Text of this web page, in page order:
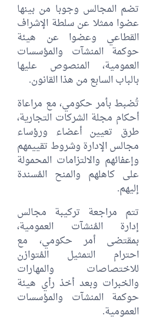
تضم المجالس وجوبا من بينها
عضوا ممثلا عن سلطة الإشراف
القطاعي وعضوا عن هيئة
حوكمة المنشآت والمؤسسات
العمومية، المنصوص عليها
بالباب السابع من هذا القانون.
تُضبط بأمر حكومي، مع مراعاة
أحكام مجلة الشركات التجارية،
طرق تعيين أعضاء ورؤساء
مجالس الإدارة وشروط تقييمهم
وإعفائهم والالتزامات المحمولة
على كاهلهم والمنح المُسندة
إليهم.
تتم مراجعة تركيبة مجالس
إدارة المُنشآت العمومية،
بمقتضى أمر حكومي، مع
احترام التمثيل المُتوازن
للاختصاصات والمهارات
والخبرات وبعد أخذ رأي هيئة
حوكمة المنشآت والمؤسسات
العمومية.